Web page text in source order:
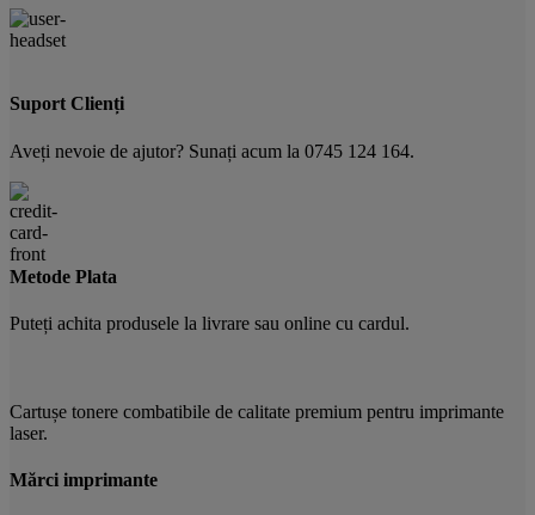
Suport Clienți
Aveți nevoie de ajutor? Sunați acum la 0745 124 164.
Metode Plata
Puteți achita produsele la livrare sau online cu cardul.
Cartușe tonere combatibile de calitate premium pentru imprimante
laser.
Mărci imprimante